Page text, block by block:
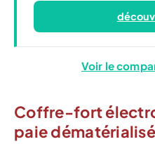
Voir le
Coffre-fort
paie